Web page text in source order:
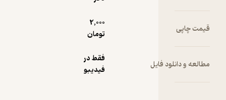
قیمت چاپی
2,000
تومان
مطالعه و دانلود فایل
فقط در
فیدیبو